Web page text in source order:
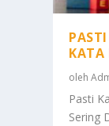
KATA
oleh
Pasti
Sering